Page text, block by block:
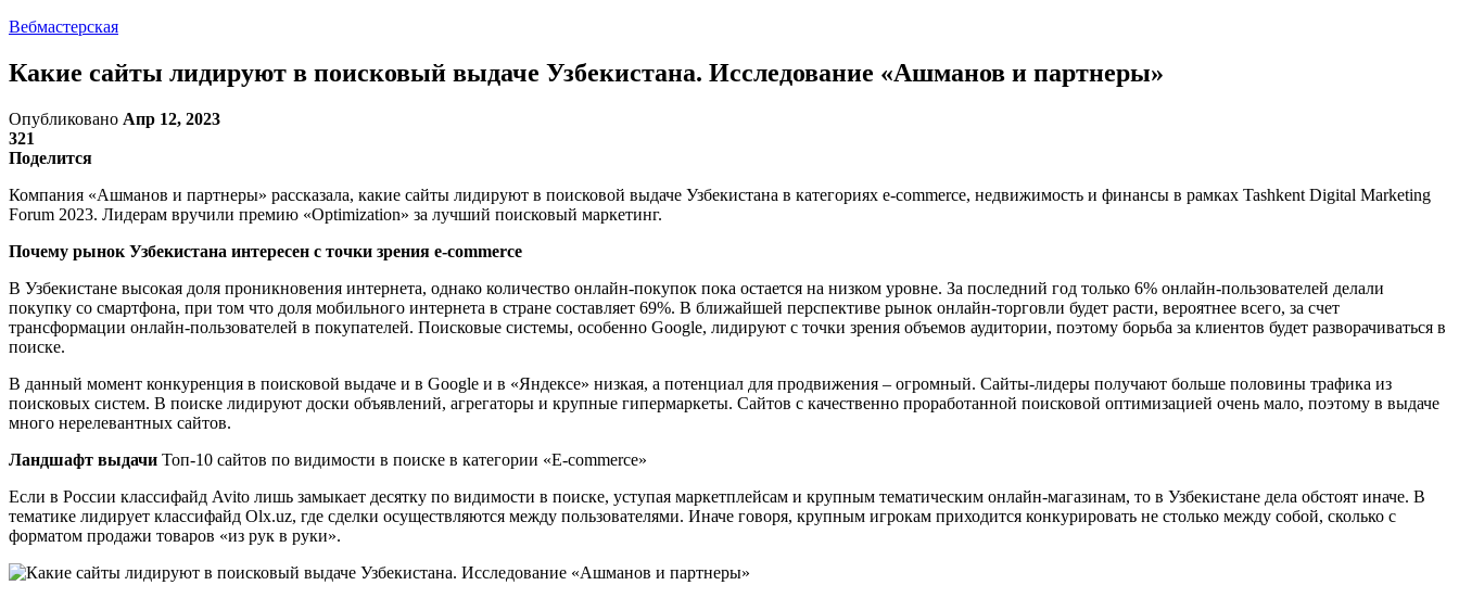
Вебмастерская
Какие сайты лидируют в поисковый выдаче Узбекистана. Исследование «Ашманов и партнеры»
Опубликовано Апр 12, 2023
321
Поделится
Компания «Ашманов и партнеры» рассказала, какие сайты лидируют в поисковой выдаче Узбекистана в категориях e-commerce, недвижимость и финансы в рамках Tashkent Digital Marketing
Forum 2023. Лидерам вручили премию «Optimization» за лучший поисковый маркетинг.
Почему рынок Узбекистана интересен с точки зрения e-commerce
В Узбекистане высокая доля проникновения интернета, однако количество онлайн-покупок пока остается на низком уровне. За последний год только 6% онлайн-пользователей делали
покупку со смартфона, при том что доля мобильного интернета в стране составляет 69%. В ближайшей перспективе рынок онлайн-торговли будет расти, вероятнее всего, за счет
трансформации онлайн-пользователей в покупателей. Поисковые системы, особенно Google, лидируют с точки зрения объемов аудитории, поэтому борьба за клиентов будет разворачиваться в
поиске.
В данный момент конкуренция в поисковой выдаче и в Google и в «Яндексе» низкая, а потенциал для продвижения – огромный. Сайты-лидеры получают больше половины трафика из
поисковых систем. В поиске лидируют доски объявлений, агрегаторы и крупные гипермаркеты. Сайтов с качественно проработанной поисковой оптимизацией очень мало, поэтому в выдаче
много нерелевантных сайтов.
Ландшафт выдачи Топ-10 сайтов по видимости в поиске в категории «E-commerce»
Если в России классифайд Avito лишь замыкает десятку по видимости в поиске, уступая маркетплейсам и крупным тематическим онлайн-магазинам, то в Узбекистане дела обстоят иначе. В
тематике лидирует классифайд Olx.uz, где сделки осуществляются между пользователями. Иначе говоря, крупным игрокам приходится конкурировать не столько между собой, сколько с
форматом продажи товаров «из рук в руки».